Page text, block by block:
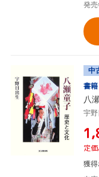
発
中
書籍
八
宇
定
獲